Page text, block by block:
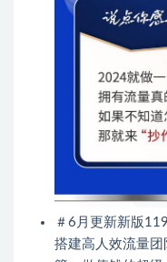
＃6月更新新版
搭建高人效流量